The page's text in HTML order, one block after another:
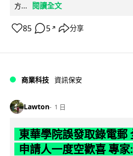
方...
閱讀全文
85 5 ↗ 分享
商業科技 資訊保安
Lawton 1 日
東華學院誤發取錄電郵
申請人一度空歡喜 專